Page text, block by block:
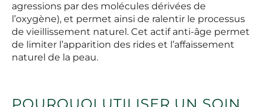
agressions par des molécules dérivées de
l’oxygène), et permet ainsi de ralentir le processus
de vieillissement naturel. Cet actif anti-âge permet
de limiter l’apparition des rides et l’affaissement
naturel de la peau.